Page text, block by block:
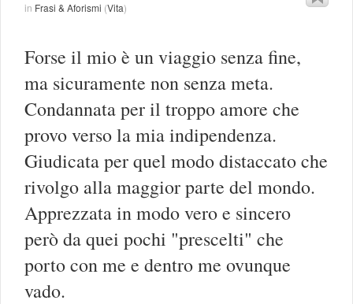
in Frasi & Aforismi (Vita)
Forse il mio è un viaggio senza fine,
ma sicuramente non senza meta.
Condannata per il troppo amore che
provo verso la mia indipendenza.
Giudicata per quel modo distaccato che
rivolgo alla maggior parte del mondo.
Apprezzata in modo vero e sincero
però da quei pochi "prescelti" che
porto con me e dentro me ovunque
vado.